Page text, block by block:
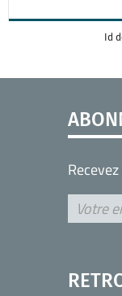
Id